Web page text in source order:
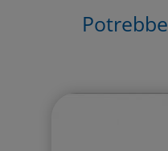
soggetti indeterminati.